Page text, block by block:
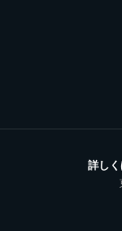
詳しく